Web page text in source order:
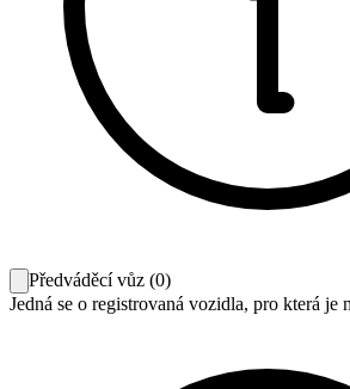
Předváděcí vůz (0)
Jedná se o registrovaná vozidla, pro která je